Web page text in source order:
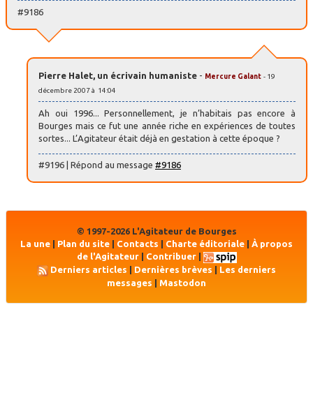
#9186
Pierre Halet, un écrivain humaniste - Mercure Galant - 19
décembre 2007 à 14:04
Ah oui 1996... Personnellement, je n’habitais pas encore à
Bourges mais ce fut une année riche en expériences de toutes
sortes... L’Agitateur était déjà en gestation à cette époque ?
#9196 | Répond au message #9186
© 1997-2026 L'Agitateur de Bourges
La une
Plan du site Contacts Charte éditoriale
À propos
de l'Agitateur| Contribuer|
Derniers articles
Dernières brèves
Les derniers
messages | Mastodon